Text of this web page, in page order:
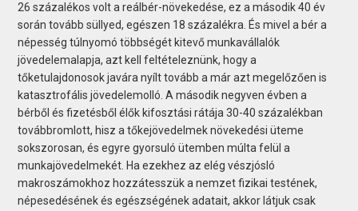
26 százalékos volt a reálbér-növekedése, ez a második 40 év
során tovább süllyed, egészen 18 százalékra. És mivel a bér a
népesség túlnyomó többségét kitevő munkavállalók
jövedelemalapja, azt kell feltételeznünk, hogy a
tőketulajdonosok javára nyílt tovább a már azt megelőzően is
katasztrofális jövedelemolló. A második negyven évben a
bérből és fizetésből élők kifosztási rátája 30-40 százalékban
továbbromlott, hisz a tőkejövedelmek növekedési üteme
sokszorosan, és egyre gyorsuló ütemben múlta felül a
munkajövedelmekét. Ha ezekhez az elég vészjósló
makroszámokhoz hozzátesszük a nemzet fizikai testének,
népesedésének és egészségének adatait, akkor látjuk csak